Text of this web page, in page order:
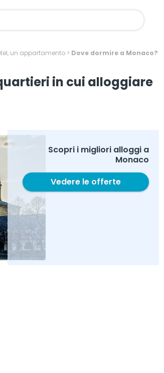
un appartamento > Dove dormire a Monaco?
in cui alloggiare
Scopri i migliori alloggi a
Monaco
Vedere le offerte